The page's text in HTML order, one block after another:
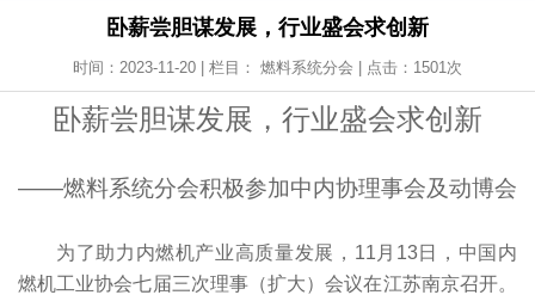
卧薪尝胆谋发展，行业盛会求创新
时间：2023-11-20 | 栏目： 燃料系统分会 | 点击： 1501次
卧薪尝胆谋发展，行业盛会求创新
——燃料系统分会积极参加中内协理事会及动博会
为了助力内燃机产业高质量发展，11月13日，中国内
燃机工业协会七届三次理事（扩大）会议在江苏南京召开。